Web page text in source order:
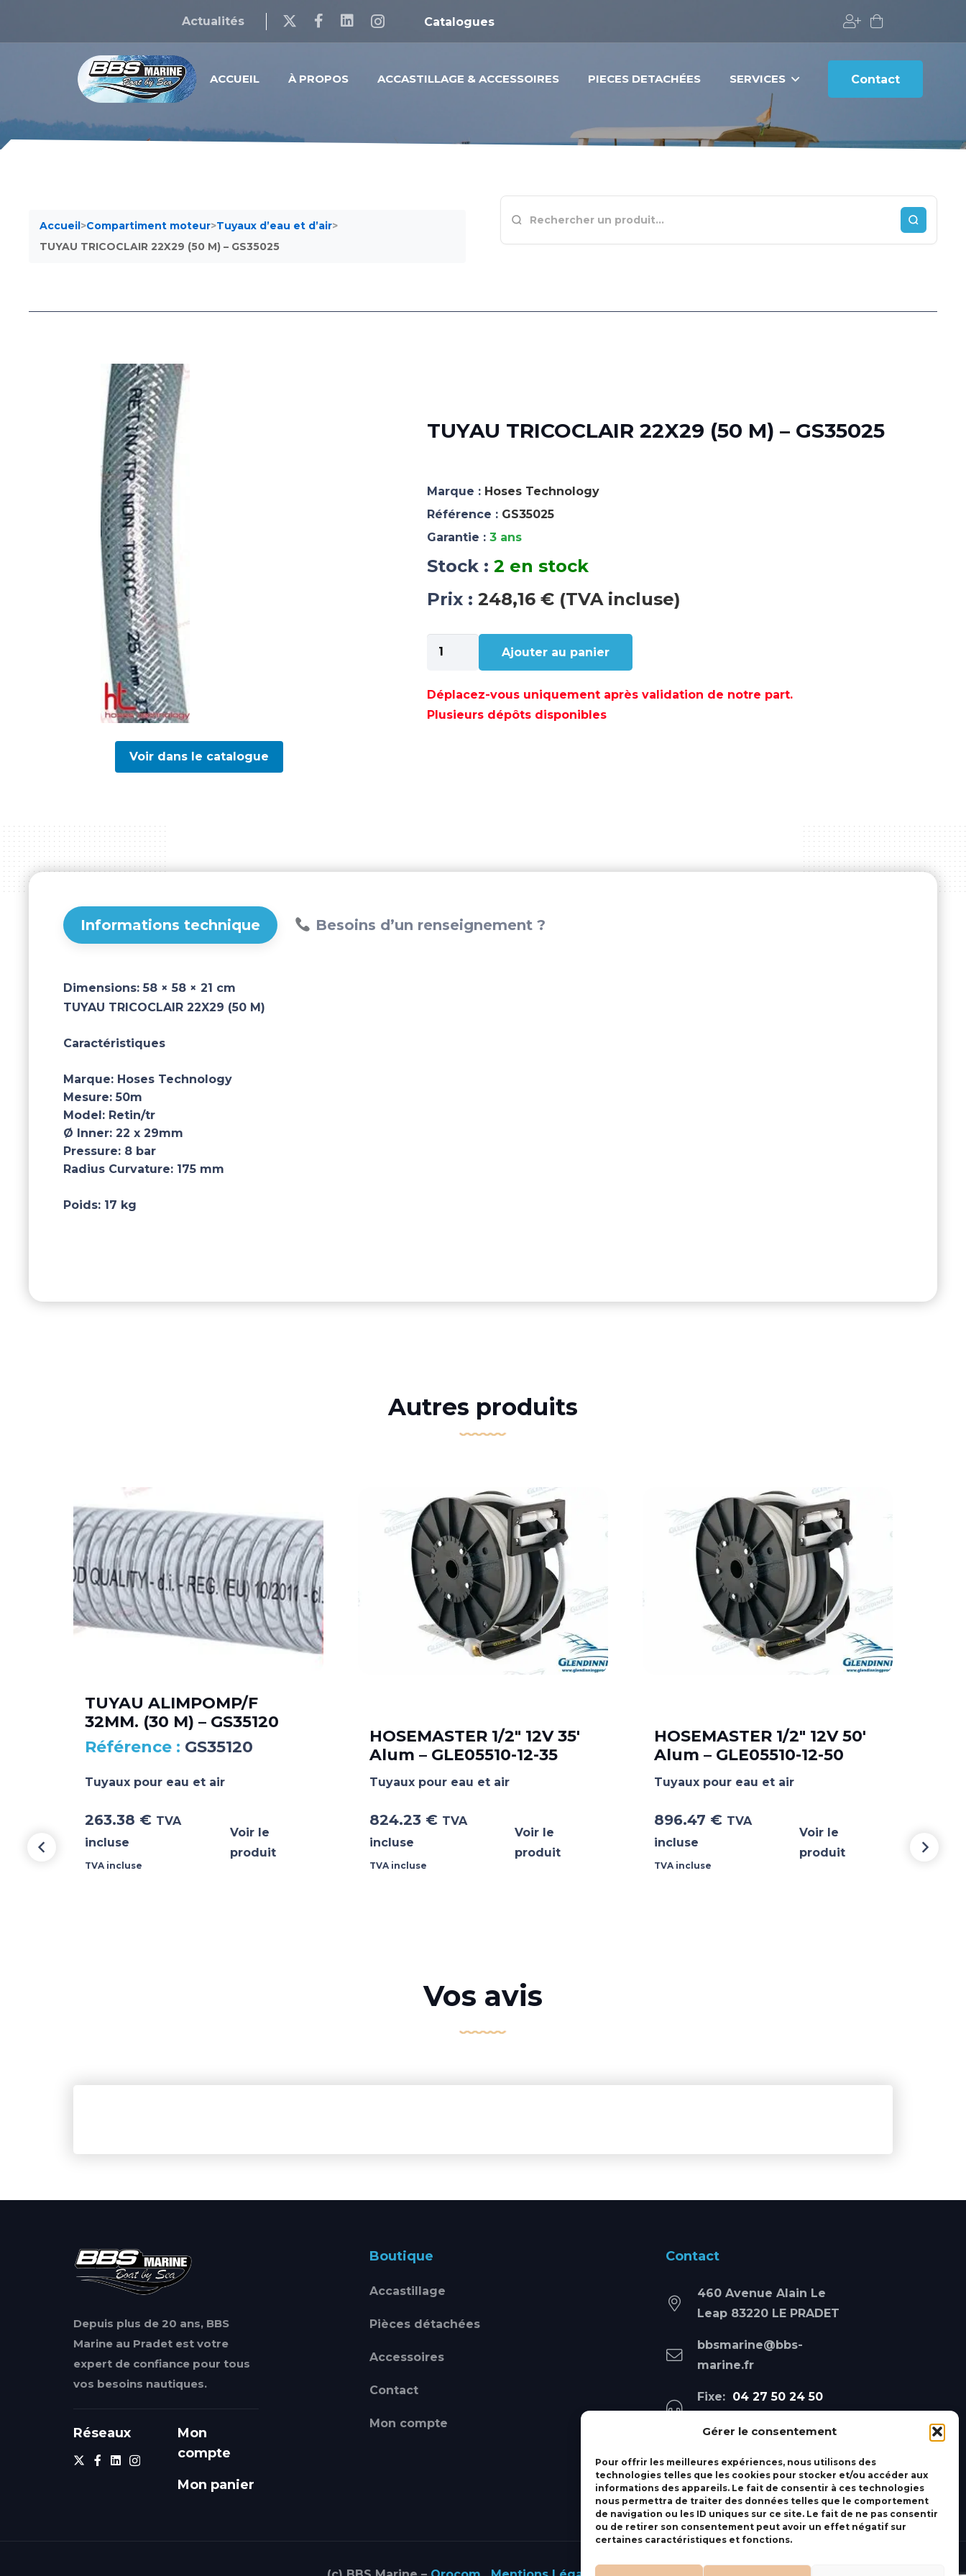
Gérer le consentement
Pour offrir les meilleures expériences, nous utilisons des
technologies telles que les cookies pour stocker et/ou accéder aux
informations des appareils. Le fait de consentir à ces technologies
nous permettra de traiter des données telles que le comportement
de navigation ou les ID uniques sur ce site. Le fait de ne pas consentir
ou de retirer son consentement peut avoir un effet négatif sur
certaines caractéristiques et fonctions.
Actualités Catalogues
ACCUEIL À PROPOS ACCASTILLAGE & ACCESSOIRES PIECES DETACHÉES SERVICES Contact
Accueil>Compartiment moteur>Tuyaux d’eau et d’air>
TUYAU TRICOCLAIR 22X29 (50 M) – GS35025
Voir dans le catalogue
TUYAU TRICOCLAIR 22X29 (50 M) – GS35025
Marque : Hoses Technology
Référence : GS35025
Garantie : 3 ans
Stock : 2 en stock
Prix : 248,16 € (TVA incluse)
quantité
de
TRICOCLAIR
22X29
Ajouter au panier
Déplacez-vous uniquement après validation de notre part.
Plusieurs dépôts disponibles
Informations technique Besoins d’un renseignement ?
Dimensions:58 × 58 × 21 cm
TUYAU TRICOCLAIR 22X29 (50 M)
Caractéristiques
Marque: Hoses Technology
Mesure: 50m
Model: Retin/tr
Ø Inner: 22 x 29mm
Pressure: 8 bar
Radius Curvature: 175 mm
Poids: 17 kg
Autres produits
TUYAU ALIMPOMP/F
32MM. (30 M) – GS35120
GS35120
Tuyaux pour eau et air
263.38 € TVA
incluse
TVA incluse
Voir le
produit
HOSEMASTER 1/2″ 12V 35′
Alum – GLE05510-12-35
Tuyaux pour eau et air
824.23 € TVA
incluse
TVA incluse
Voir le
produit
HOSEMASTER 1/2″ 12V 50′
Alum – GLE05510-12-50
Tuyaux pour eau et air
896.47 € TVA
incluse
TVA incluse
Voir le
produit
Vos avis
Depuis plus de 20 ans, BBS
Marine au Pradet est votre
expert de confiance pour tous
vos besoins nautiques.
Réseaux
Mon
compte
Mon panier
Boutique
Accastillage
Pièces détachées
Accessoires
Contact
Mon compte
Contact
460 Avenue Alain Le
Leap 83220 LE PRADET
bbsmarine@bbs-
marine.fr
Fixe: 04 27 50 24 50